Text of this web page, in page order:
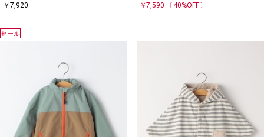
￥7,920
￥7,590
〔40%OFF〕
セール